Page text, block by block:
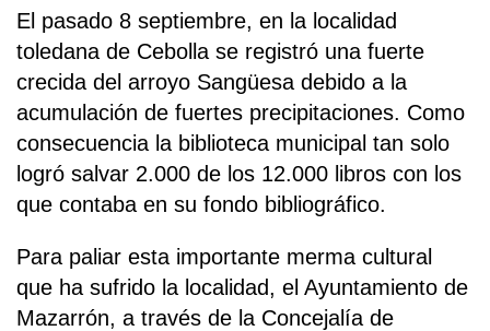
El pasado 8 septiembre, en la localidad
toledana de Cebolla se registró una fuerte
crecida del arroyo Sangüesa debido a la
acumulación de fuertes precipitaciones. Como
consecuencia la biblioteca municipal tan solo
logró salvar 2.000 de los 12.000 libros con los
que contaba en su fondo bibliográfico.
Para paliar esta importante merma cultural
que ha sufrido la localidad, el Ayuntamiento de
Mazarrón, a través de la Concejalía de